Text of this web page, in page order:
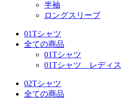
半袖
ロングスリーブ
01Tシャツ
全ての商品
01Tシャツ
01Tシャツ レディス
02Tシャツ
全ての商品